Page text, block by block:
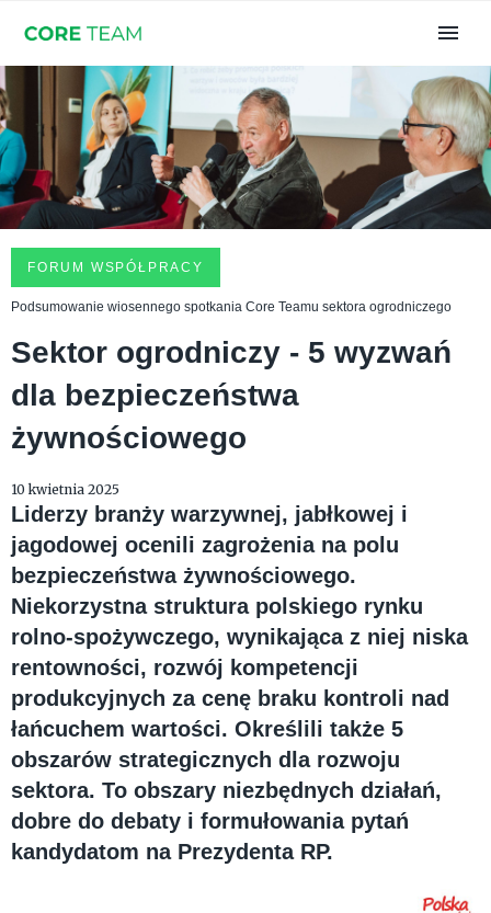
FORUM WSPÓŁPRACY
Podsumowanie wiosennego spotkania Core Teamu sektora ogrodniczego
Sektor ogrodniczy - 5 wyzwań
dla bezpieczeństwa
żywnościowego
10 kwietnia 2025
Liderzy branży warzywnej, jabłkowej i
jagodowej ocenili zagrożenia na polu
bezpieczeństwa żywnościowego.
Niekorzystna struktura polskiego rynku
rolno-spożywczego, wynikająca z niej niska
rentowności, rozwój kompetencji
produkcyjnych za cenę braku kontroli nad
łańcuchem wartości. Określili także 5
obszarów strategicznych dla rozwoju
sektora. To obszary niezbędnych działań,
dobre do debaty i formułowania pytań
kandydatom na Prezydenta RP.